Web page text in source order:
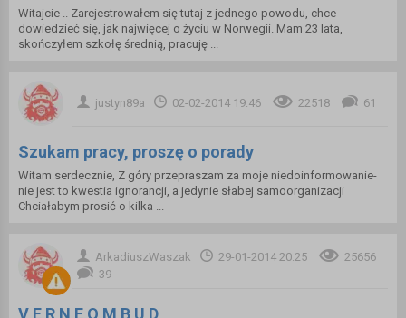
Witajcie .. Zarejestrowałem się tutaj z jednego powodu, chce
dowiedzieć się, jak najwięcej o życiu w Norwegii. Mam 23 lata,
skończyłem szkołę średnią, pracuję ...
justyn89a 02-02-2014 19:46 22518 61
Szukam pracy, proszę o porady
Witam serdecznie, Z góry przepraszam za moje niedoinformowanie-
nie jest to kwestia ignorancji, a jedynie słabej samoorganizacji
Chciałabym prosić o kilka ...
ArkadiuszWaszak 29-01-2014 20:25
25656
39
V E R N E O M B U D